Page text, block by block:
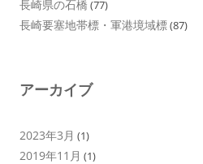
長崎県の石橋 (77)
長崎要塞地帯標・軍港境域標(87)
アーカイブ
2023年3月 (1)
2019年11月 (1)